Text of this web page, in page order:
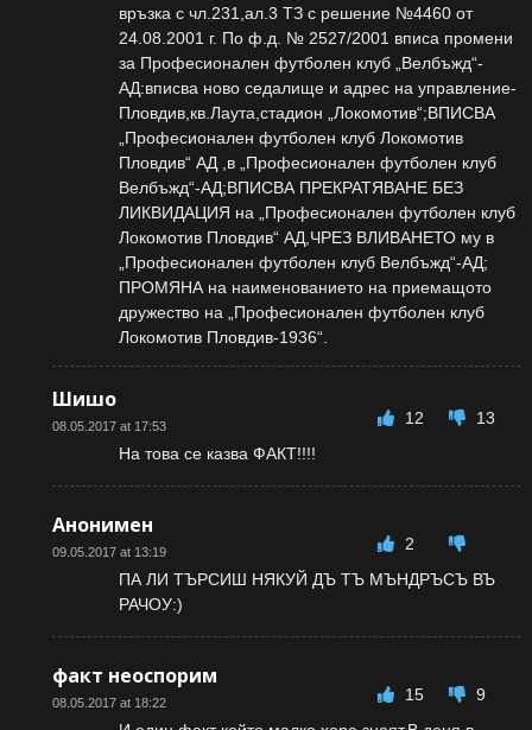
връзка с чл.231,ал.3 ТЗ с решение №4460 от
24.08.2001 г. По ф.д. № 2527/2001 вписа промени
за Професионален футболен клуб „Велбъжд“-
АД:вписва ново седалище и адрес на управление-
Пловдив,кв.Лаута,стадион „Локомотив“;ВПИСВА
„Професионален футболен клуб Локомотив
Пловдив“ АД ,в „Професионален футболен клуб
Велбъжд“-АД;ВПИСВА ПРЕКРАТЯВАНЕ БЕЗ
ЛИКВИДАЦИЯ на „Професионален футболен клуб
Локомотив Пловдив“ АД,ЧРЕЗ ВЛИВАНЕТО му в
„Професионален футболен клуб Велбъжд“-АД;
ПРОМЯНА на наименованието на приемащото
дружество на „Професионален футболен клуб
Локомотив Пловдив-1936“.
Шишо
08.05.2017 at 17:53 12
13
На това се казва ФАКТ!!!!
Анонимен
09.05.2017 at 13:19
2
ПА ЛИ ТЪРСИШ НЯКУЙ ДЪ ТЪ МЪНДРЪСЪ ВЪ
РАЧОУ:)
факт неоспорим
08.05.2017 at 18:22 15
9